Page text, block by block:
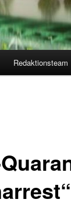
Redaktionsteam